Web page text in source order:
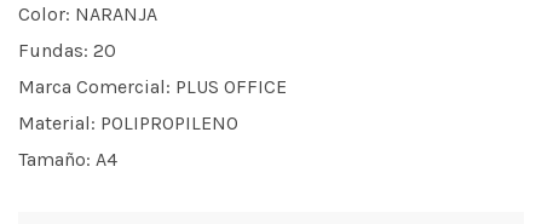
Color: NARANJA
Fundas: 20
Marca Comercial: PLUS OFFICE
Material: POLIPROPILENO
Tamaño: A4